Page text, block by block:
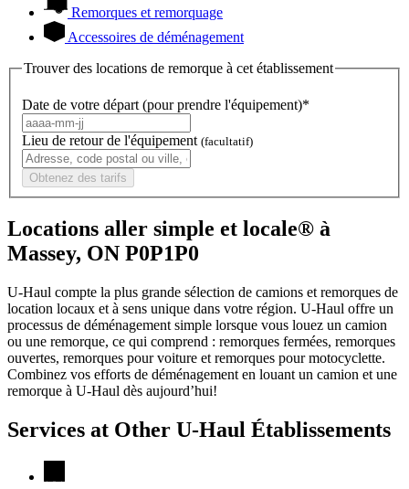
Remorques et remorquage
Accessoires de déménagement
Trouver des locations de remorque à cet établissement
Date de votre départ (pour prendre l'équipement)*
Lieu de retour de l'équipement (facultatif)
Obtenez des tarifs
Locations aller simple et locale® à
Massey, ON P0P1P0
U-Haul compte la plus grande sélection de camions et remorques de
location locaux et à sens unique dans votre région. U-Haul offre un
processus de déménagement simple lorsque vous louez un camion
ou une remorque, ce qui comprend : remorques fermées, remorques
ouvertes, remorques pour voiture et remorques pour motocyclette.
Combinez vos efforts de déménagement en louant un camion et une
remorque à U-Haul dès aujourd’hui!
Services at Other U-Haul Établissements